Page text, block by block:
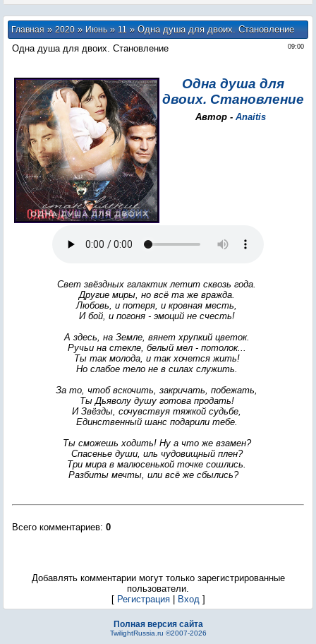
Главная»2020 » Июнь » 11» Одна душа для двоих. Становление
09:00
Одна душа для двоих. Становление
Одна душа для
двоих. Становление
Автор - Anaitis
Свет звёздных галактик летит сквозь года.
Другие миры, но всё та же вражда.
Любовь, и потеря, и кровная месть,
И бой, и погоня - эмоций не счесть!
А здесь, на Земле, вянет хрупкий цветок.
Ручьи на стекле, белый мел - потолок...
Ты так молода, и так хочется жить!
Но слабое тело не в силах служить.
За то, чтоб вскочить, закричать, побежать,
Ты Дьяволу душу готова продать!
И Звёзды, сочувствуя тяжкой судьбе,
Единственный шанс подарили тебе.
Ты сможешь ходить! Ну а что же взамен?
Спасенье души, иль чудовищный плен?
Три мира в малюсенькой точке сошлись.
Разбиты мечты, или всё же сбылись?
Всего комментариев: 0
Добавлять комментарии могут только зарегистрированные
пользователи.
[ Регистрация| Вход]
Полная версия сайта
TwilightRussia.ru ©2007-2026